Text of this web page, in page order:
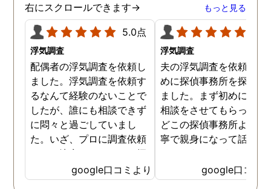
右にスクロールできます→ もっと見る
5.0点
浮気調査
配偶者の浮気調査を依頼し
ました。浮気調査を依頼す
るなんて経験のないことで
したが、誰にも相談できず
に悶々と過ごしていまし
た。いざ、プロに調査依頼
すると決意しても、どの探
偵事務所を選べばいいのか
分かりませんでした。調査
google口コミより
浮気調査
夫の浮気調査を依頼する
めに探偵事務所を探して
ました。まず初めに電話
相談をさせてもらった際
どこの探偵事務所よりも
寧で親身になって話を聞
た。料金設定は他の探偵
務所と比べて分かりやす
google口コミ